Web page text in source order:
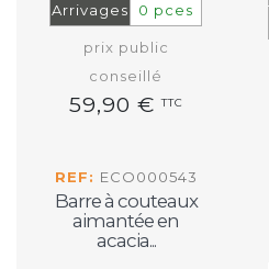
Arrivages
0 pces
prix public
conseillé
59,90 €TTC
REF: ECO000543
Barre à couteaux
aimantée en
acacia...